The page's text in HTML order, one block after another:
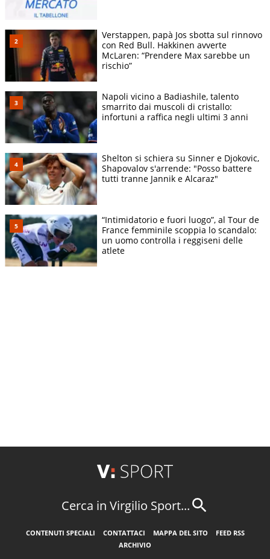
Verstappen, papà Jos sbotta sul rinnovo
con Red Bull. Hakkinen avverte
McLaren: “Prendere Max sarebbe un
rischio”
Napoli vicino a Badiashile, talento
smarrito dai muscoli di cristallo:
infortuni a raffica negli ultimi 3 anni
Shelton si schiera su Sinner e Djokovic,
Shapovalov s'arrende: "Posso battere
tutti tranne Jannik e Alcaraz"
“Intimidatorio e fuori luogo”, al Tour de
France femminile scoppia lo scandalo:
un uomo controlla i reggiseni delle
atlete
Cerca in Virgilio Sport...
CONTENUTI SPECIALI CONTATTACI MAPPA DEL SITO
FEED RSS
ARCHIVIO